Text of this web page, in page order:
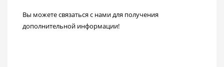
Вы можете связаться с нами для получения
дополнительной информации!